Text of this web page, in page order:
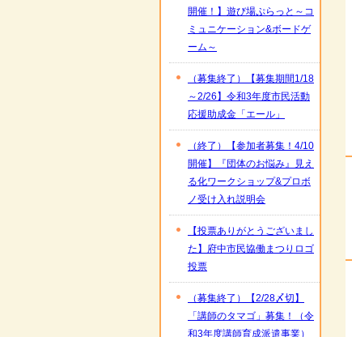
開催！】遊び場ぷらっと～コ
ミュニケーション&ボードゲ
ーム～
（募集終了）【募集期間1/18
～2/26】令和3年度市民活動
応援助成金「エール」
（終了）【参加者募集！4/10
開催】『団体のお悩み』見え
る化ワークショップ&プロボ
ノ受け入れ説明会
【投票ありがとうございまし
た】府中市民協働まつりロゴ
投票
（募集終了）【2/28〆切】
「講師のタマゴ」募集！（令
和3年度講師育成派遣事業）